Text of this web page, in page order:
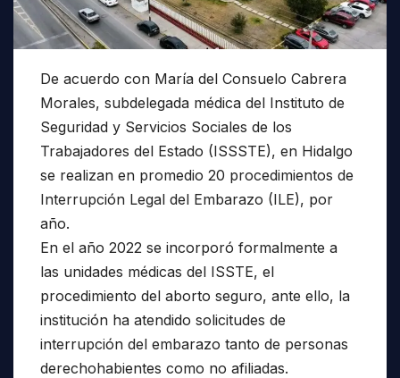
De acuerdo con María del Consuelo Cabrera
Morales, subdelegada médica del Instituto de
Seguridad y Servicios Sociales de los
Trabajadores del Estado (ISSSTE), en Hidalgo
se realizan en promedio 20 procedimientos de
Interrupción Legal del Embarazo (ILE), por
año.
En el año 2022 se incorporó formalmente a
las unidades médicas del ISSTE, el
procedimiento del aborto seguro, ante ello, la
institución ha atendido solicitudes de
interrupción del embarazo tanto de personas
derechohabientes como no afiliadas.